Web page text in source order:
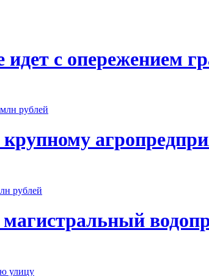
с опережением